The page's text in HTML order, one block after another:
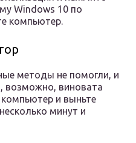
Windows 10 по
компьютер.
методы не помогли, и
возможно, виновата
и выньте
минут и